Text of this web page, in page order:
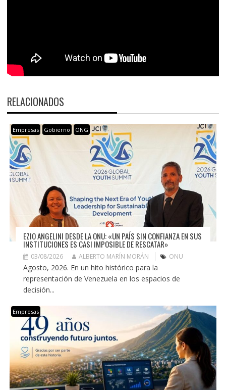
RELACIONADOS
Empresas Gobierno ONG
EZIO ANGELINI DESDE LA ONU: «UN PAÍS SIN CONFIANZA EN SUS
INSTITUCIONES ES CASI IMPOSIBLE DE RESCATAR»
03/08/2026 ALBERTO MARÍN MORÁN ONU
Agosto, 2026. En un hito histórico para la
representación de Venezuela en los espacios de
decisión...
Empresas